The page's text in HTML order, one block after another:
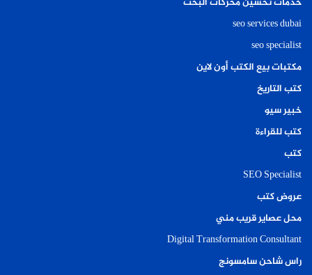
seo services dubai
seo specialist
مكتبات بيع الكتب أون لاين
كتب التاريخ
خبير سيو
كتب للقراءة
كتب
SEO Specialist
عروض كتب
محل عصاير قريب مني
Digital Transformation Consultant
راس شاحن سامسونج